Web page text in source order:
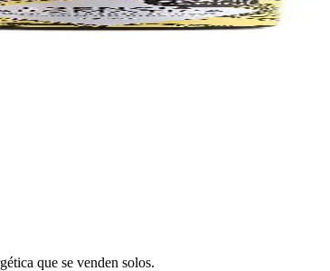
que se venden solos.